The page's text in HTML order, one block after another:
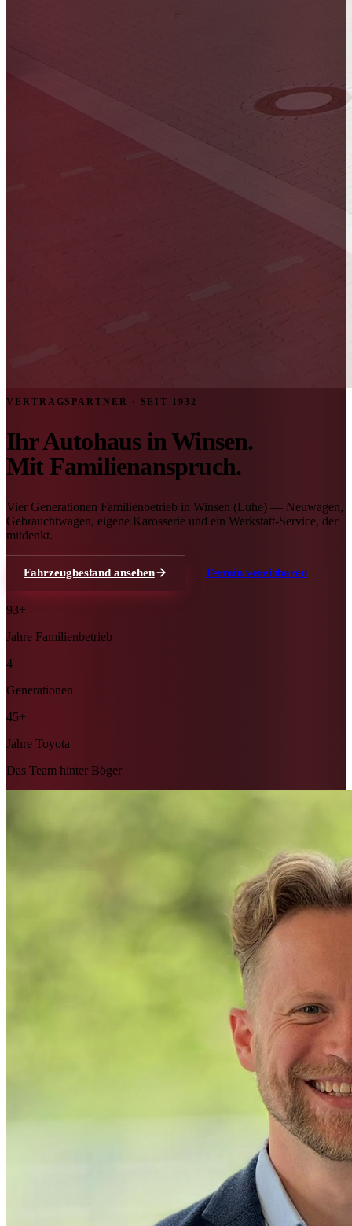
VERTRAGSPARTNER · SEIT 1932
Ihr Autohaus in Winsen.
Mit Familienanspruch.
Vier Generationen Familienbetrieb in Winsen (Luhe) — Neuwagen,
Gebrauchtwagen, eigene Karosserie und ein Werkstatt-Service, der
mitdenkt.
Fahrzeugbestand ansehen Termin vereinbaren
93+
Jahre Familienbetrieb
4
Generationen
45+
Jahre Toyota
Das Team hinter Böger